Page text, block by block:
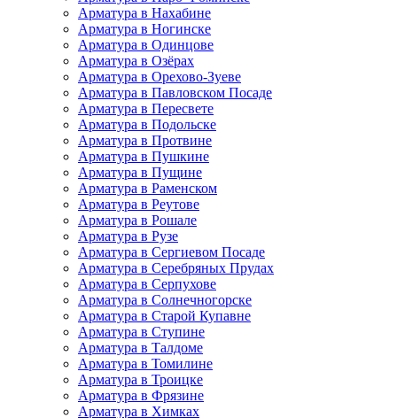
Арматура в Нахабине
Арматура в Ногинске
Арматура в Одинцове
Арматура в Озёрах
Арматура в Орехово-Зуеве
Арматура в Павловском Посаде
Арматура в Пересвете
Арматура в Подольске
Арматура в Протвине
Арматура в Пушкине
Арматура в Пущине
Арматура в Раменском
Арматура в Реутове
Арматура в Рошале
Арматура в Рузе
Арматура в Сергиевом Посаде
Арматура в Серебряных Прудах
Арматура в Серпухове
Арматура в Солнечногорске
Арматура в Старой Купавне
Арматура в Ступине
Арматура в Талдоме
Арматура в Томилине
Арматура в Троицке
Арматура в Фрязине
Арматура в Химках